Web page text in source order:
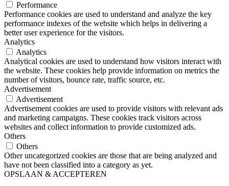
Performance
Performance cookies are used to understand and analyze the key
performance indexes of the website which helps in delivering a
better user experience for the visitors.
Analytics
Analytics
Analytical cookies are used to understand how visitors interact with
the website. These cookies help provide information on metrics the
number of visitors, bounce rate, traffic source, etc.
Advertisement
Advertisement
Advertisement cookies are used to provide visitors with relevant ads
and marketing campaigns. These cookies track visitors across
websites and collect information to provide customized ads.
Others
Others
Other uncategorized cookies are those that are being analyzed and
have not been classified into a category as yet.
OPSLAAN & ACCEPTEREN